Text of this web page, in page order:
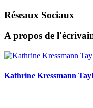
Réseaux Sociaux
A propos de
Kathrine Kressmann